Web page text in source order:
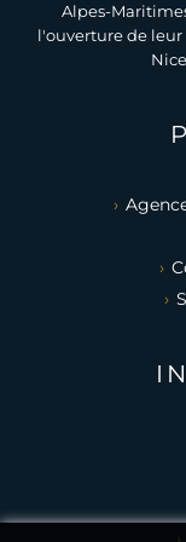
Alpes-
l'ouverture de leur